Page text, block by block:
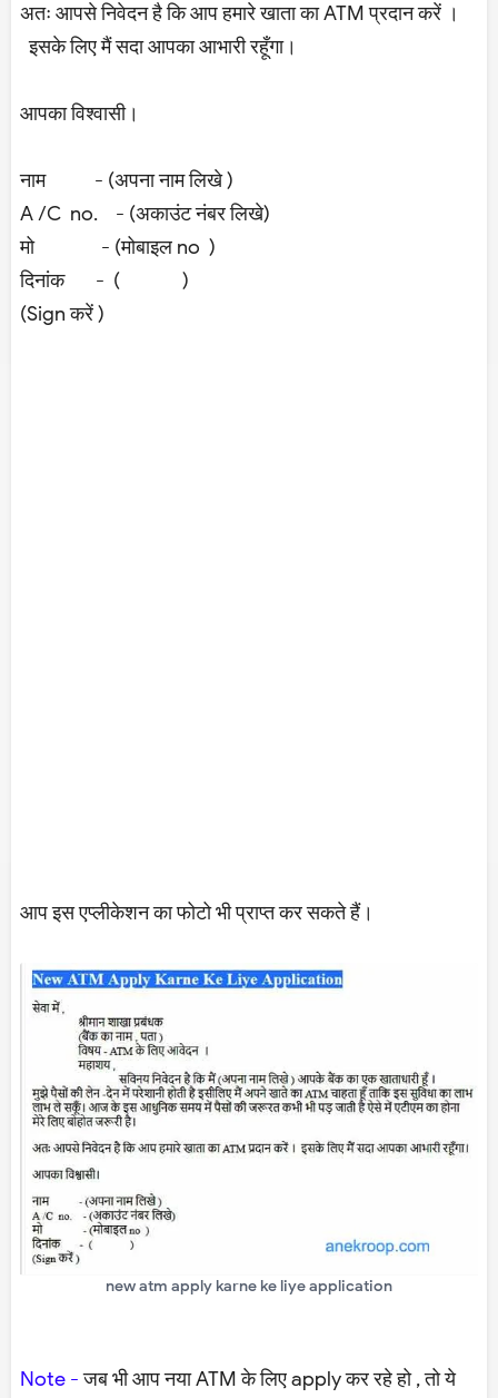
अतः आपसे निवेदन है कि आप हमारे खाता का ATM प्रदान करें ।
इसके लिए मैं सदा आपका आभारी रहूँगा।
आपका विश्वासी।
नाम - (अपना नाम लिखे )
A /C no. - (अकाउंट नंबर लिखे)
मो - (मोबाइल no )
दिनांक - ( )
(Sign करें )
आप इस एप्लीकेशन का फोटो भी प्राप्त कर सकते हैं।
new atm apply karne ke liye application
Note -जब भी आप नया ATM के लिए apply कर रहे हो , तो ये